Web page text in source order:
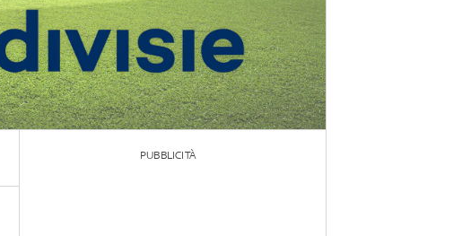
PUBBLICITÀ